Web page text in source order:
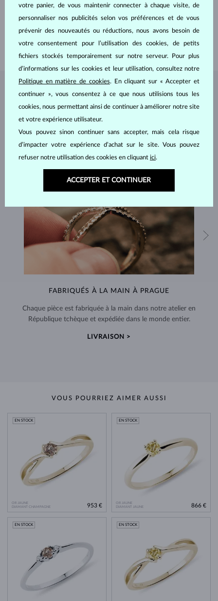
AJUSTEMENT
Réglage de la couleur
POIDS0.25 ct
LARGEUR 1.90 mm
POIDS 1.75 g
BIJOUX DEL'ATELIER KLENOTA
FABRIQUÉS À LA MAIN À PRAGUE
Chaque pièce est fabriquée à la main dans notre atelier en
République tchèque et expédiée dans le monde entier.
LIVRAISON >
VOUS POURRIEZ AIMER AUSSI
OR JAUNE
DIAMANT CHAMPAGNE
EN STOCK
953 €
OR JAUNE
DIAMANT JAUNE
EN STOCK
866 €
EN STOCK EN STOCK
votre panier, de vous maintenir connecter à chaque visite, de
personnaliser nos publicités selon vos préférences et de vous
prévenir des nouveautés ou réductions, nous avons besoin de
votre consentement pour l’utilisation des cookies, de petits
fichiers stockés temporairement sur notre serveur. Pour plus
d’informations sur les cookies et leur utilisation, consultez notre
Politique en matière de cookies. En cliquant sur « Accepter et
continuer », vous consentez à ce que nous utilisions tous les
cookies, nous permettant ainsi de continuer à améliorer notre site
et votre expérience utilisateur.
Vous pouvez sinon continuer sans accepter, mais cela risque
d’impacter votre expérience d’achat sur le site. Vous pouvez
refuser notre utilisation des cookies en cliquant ici.
ACCEPTER ET CONTINUER